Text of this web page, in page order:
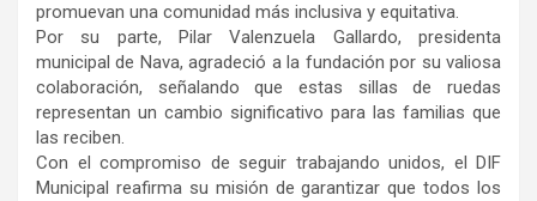
promuevan una comunidad más inclusiva y equitativa.
Por su parte, Pilar Valenzuela Gallardo, presidenta
municipal de Nava, agradeció a la fundación por su valiosa
colaboración, señalando que estas sillas de ruedas
representan un cambio significativo para las familias que
las reciben.
Con el compromiso de seguir trabajando unidos, el DIF
Municipal reafirma su misión de garantizar que todos los